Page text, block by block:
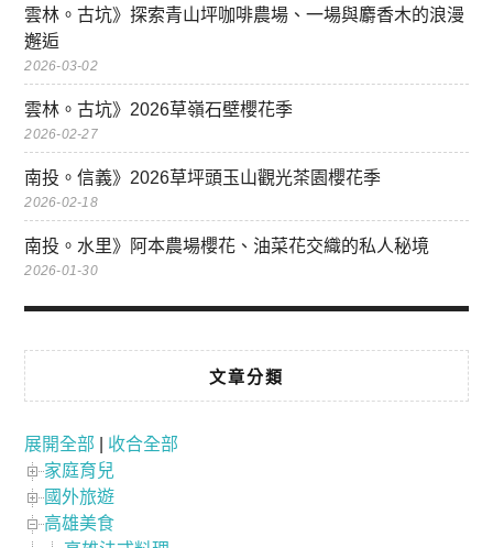
雲林。古坑》探索青山坪咖啡農場、一場與麝香木的浪漫
邂逅
2026-03-02
雲林。古坑》2026草嶺石壁櫻花季
2026-02-27
南投。信義》2026草坪頭玉山觀光茶園櫻花季
2026-02-18
南投。水里》阿本農場櫻花、油菜花交織的私人秘境
2026-01-30
文章分類
展開全部
收合全部
家庭育兒
國外旅遊
高雄美食